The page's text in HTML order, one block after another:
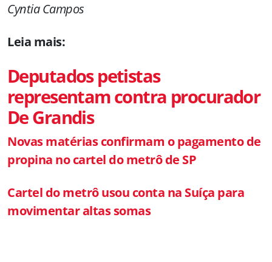
Cyntia Campos
Leia mais:
Deputados petistas
representam contra procurador
De Grandis
Novas matérias confirmam o pagamento de
propina no cartel do metrô de SP
Cartel do metrô usou conta na Suíça para
movimentar altas somas